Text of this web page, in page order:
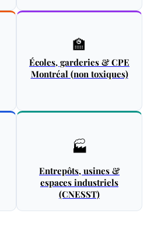
🏫
Écoles, garderies & CPE
Montréal (non toxiques)
🏭
Entrepôts, usines &
espaces industriels
(CNESST)